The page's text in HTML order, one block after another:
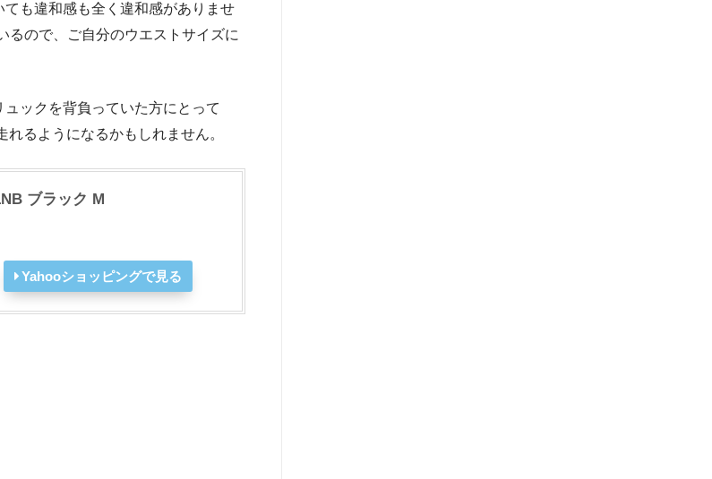
も違和感も全く違和感がありませ
るので、ご自分のウエストサイズに
ックを背負っていた方にとって
るようになるかもしれません。
ブラック M
Yahooショッピングで見る